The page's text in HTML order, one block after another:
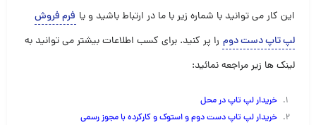
این کار می توانید با شماره زیر با ما در ارتباط باشید و یا فرم فروش
لپ تاپ دست دوم را پر کنید. برای کسب اطلاعات بیشتر می توانید به
لینک ها زیر مراجعه نمائید:
خریدار لپ تاپ در محل
خریدار لپ تاپ دست دوم و استوک و کارکرده با مجوز رسمی